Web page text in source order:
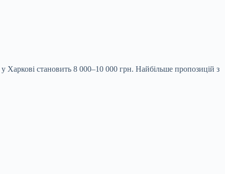
становить 8 000–10 000 грн. Найбільше пропозицій з